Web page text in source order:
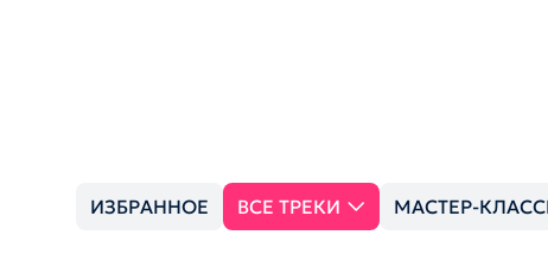
ИЗБРАННОЕ ВСЕ ТРЕКИ МАСТЕР-